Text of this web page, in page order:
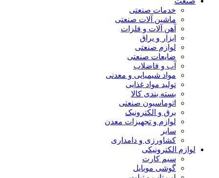
خدمات صنعتی
ماشین آلات صنعتی
آهن آلات و فلزات
ابزار و یراق
لوازم صنعتی
ضایعات صنعتی
آب و فاضلاب
مواد شیمیایی و معدنی
تولید مواد غذایی
بسته بندی کالا
اتوماسیون صنعتی
برق و الکترونیک
لوازم و تجهیزات معدن
سایر
کشاورزی و دامداری
لوازم الکترونیکی
سیم کارت
گوشی موبایل